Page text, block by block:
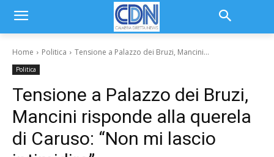
Home Politica Tensione a Palazzo dei Bruzi, Mancini...
Politica
Tensione a Palazzo dei Bruzi,
Mancini risponde alla querela
di Caruso: “Non mi lascio